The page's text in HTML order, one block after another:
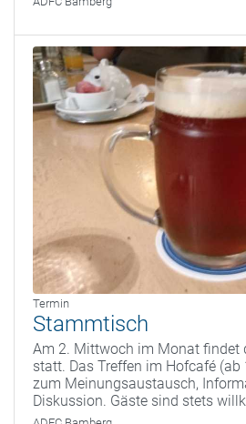
Termin
Stammtisch
Am 2. Mittwoch im Monat findet
statt. Das Treffen im Hofcafé (ab
zum Meinungsaustausch,
Diskussion. Gäste sind stets